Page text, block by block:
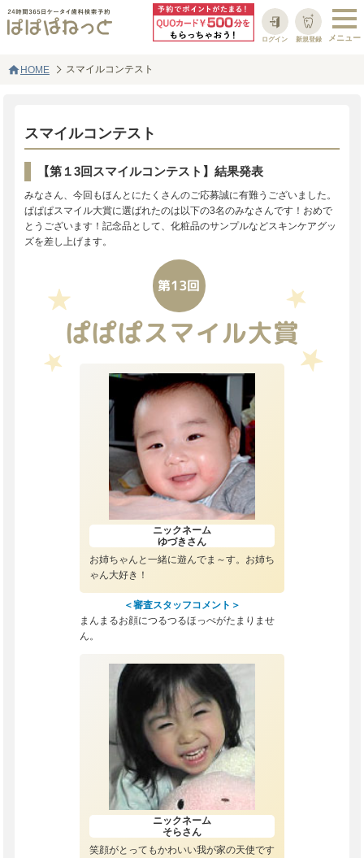
新規登録
ログイン
homeHOME スマイルコンテスト
スマイルコンテスト
【第１3回スマイルコンテスト】結果発表
みなさん、今回もほんとにたくさんのご応募誠に有難うございました。
ぱぱぱスマイル大賞に選ばれたのは以下の3名のみなさんです！おめで
とうございます！記念品として、化粧品のサンプルなどスキンケアグッ
ズを差し上げます。
第13回
ぱぱぱスマイル大賞
ニックネーム
ゆづき さん
お姉ちゃんと一緒に遊んでま～す。お姉ち
ゃん大好き！
＜審査スタッフコメント＞
まんまるお顔につるつるほっぺがたまりませ
ん。
ニックネーム
そらさん
笑顔がとってもかわいい我が家の天使です